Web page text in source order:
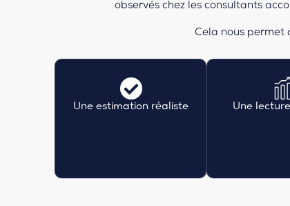
observés chez les consultants
Cela nous permet
Une estimation réaliste Une